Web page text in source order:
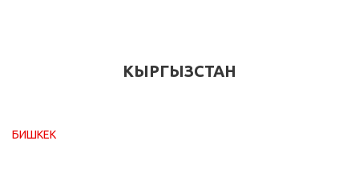
КЫРГЫЗСТАН
БИШКЕК